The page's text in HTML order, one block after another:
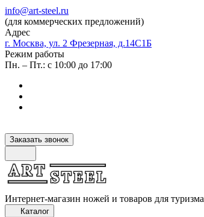
info@art-steel.ru
(для коммерческих предложений)
Адрес
г. Москва, ул. 2 Фрезерная, д.14С1Б
Режим работы
Пн. – Пт.: с 10:00 до 17:00
Заказать звонок
Интернет-магазин ножей и товаров для туризма
Каталог